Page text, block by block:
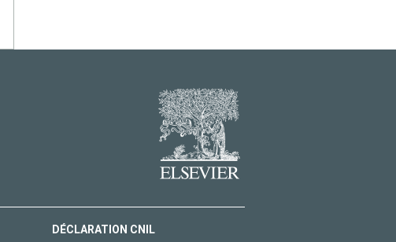
DÉCLARATION CNIL